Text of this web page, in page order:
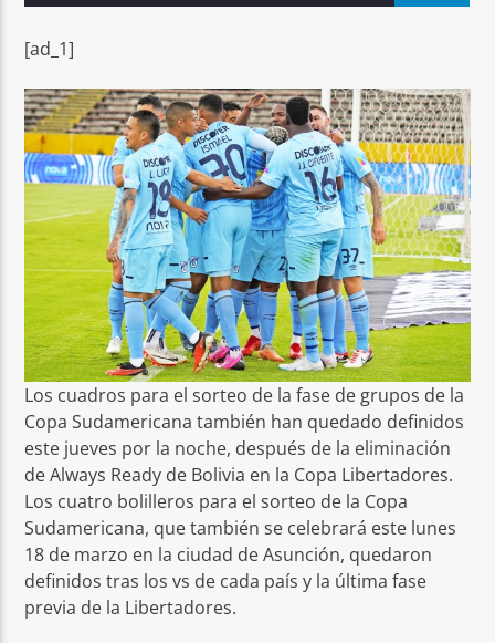
Señal FM
[ad_1]
Los cuadros para el sorteo de la fase de grupos de la
Copa Sudamericana también han quedado definidos
este jueves por la noche, después de la eliminación
de Always Ready de Bolivia en la Copa Libertadores.
Los cuatro bolilleros para el sorteo de la Copa
Sudamericana, que también se celebrará este lunes
18 de marzo en la ciudad de Asunción, quedaron
definidos tras los vs de cada país y la última fase
previa de la Libertadores.